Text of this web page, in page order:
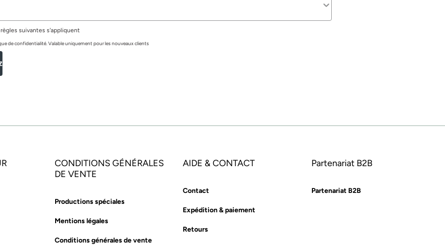
suivantes s'appliquent
de confidentialité. Valable uniquement pour les nouveaux clients
CONDITIONS GÉNÉRALES
DE VENTE
Productions spéciales
Mentions légales
Conditions générales de vente
AIDE & CONTACT
Contact
Expédition & paiement
Retours
Partenariat B2B
Partenariat B2B